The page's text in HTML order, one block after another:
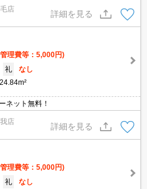
店
詳細を見る
理費等：5,000円)
礼
なし
24.84m²
ネット無料！
店
詳細を見る
理費等：5,000円)
礼
なし